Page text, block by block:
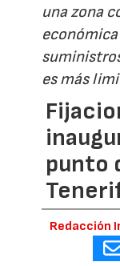
una zona
es más
punto
Redacción